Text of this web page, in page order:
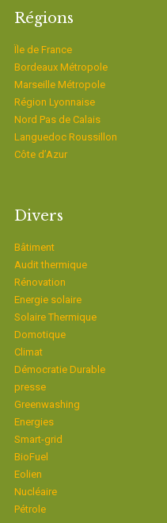
Régions
Ïle de France
Bordeaux Métropole
Marseille Métropole
Région Lyonnaise
Nord Pas de Calais
Languedoc Roussillon
Côte d’Azur
Divers
Bâtiment
Audit thermique
Rénovation
Energie solaire
Solaire Thermique
Domotique
Climat
Démocratie Durable
presse
Greenwashing
Energies
Smart-grid
BioFuel
Eolien
Nucléaire
Pétrole